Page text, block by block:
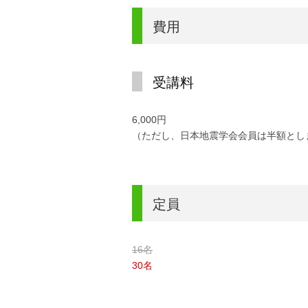
費用
受講料
6,000円
（ただし、日本地震学会会員は半額と
定員
16名
30名